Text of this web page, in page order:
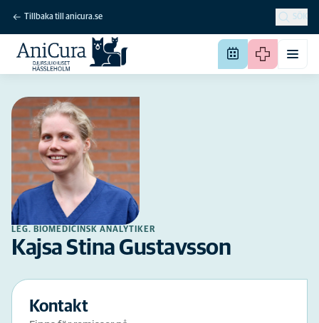
Tillbaka till anicura.se SÖK
LEG. BIOMEDICINSK ANALYTIKER
Kajsa Stina Gustavsson
Kontakt